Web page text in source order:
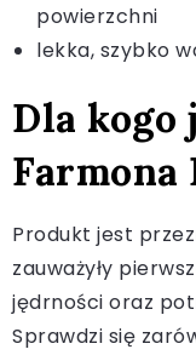
powierzchni
lekka, szybko
Dla kogo
Produkt jest
zauważyły
jędrności oraz
Sprawdzi się